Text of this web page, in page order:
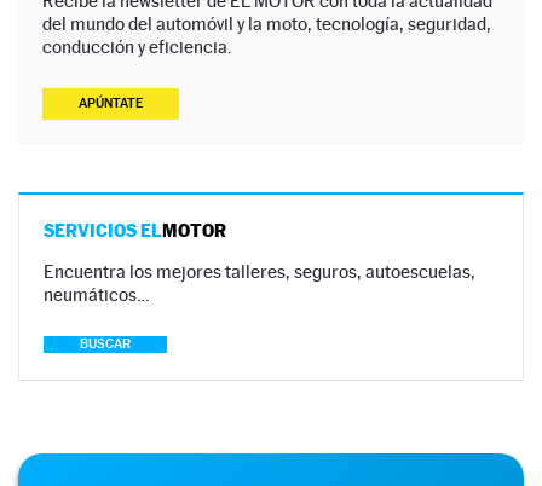
del mundo del automóvil y la moto, tecnología, seguridad,
conducción y eficiencia.
APÚNTATE
SERVICIOS ELMOTOR
Encuentra los mejores talleres, seguros, autoescuelas,
neumáticos…
BUSCAR